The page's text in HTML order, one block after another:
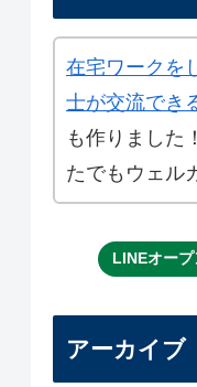
在宅ワークを
士が交流でき
も作りました
たでもウェル
LINEオープ
アーカイブ